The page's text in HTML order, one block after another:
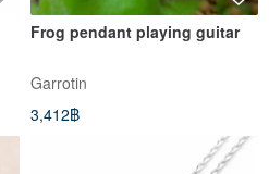
Frog pendant playing guitar
Garrotin
3,412฿